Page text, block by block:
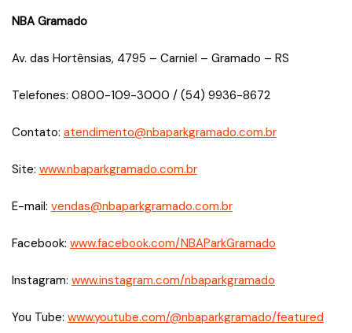
​NBA Gramado
​Av. das Hortênsias, 4795 – Carniel – Gramado – RS
Telefones: 0800-109-3000 / (54) 9936-8672
Contato: atendimento@nbaparkgramado.com.br
Site: www.nbaparkgramado.com.br
E-mail: vendas@nbaparkgramado.com.br
Facebook: www.facebook.com/NBAParkGramado
Instagram: www.instagram.com/nbaparkgramado
You Tube: www.youtube.com/@nbaparkgramado/featured